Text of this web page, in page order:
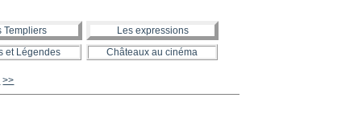
Templiers
Les expressions
et Légendes Châteaux au cinéma
>>